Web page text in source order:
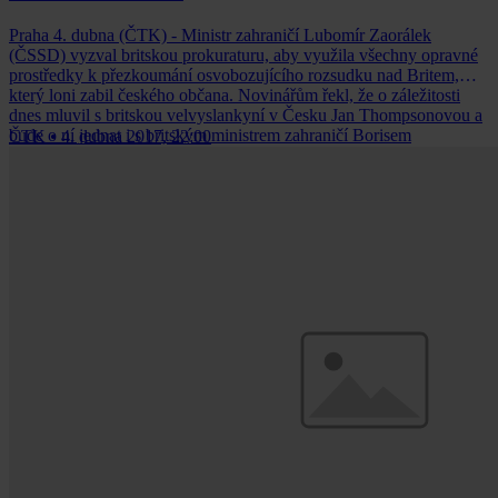
Praha 4. dubna (ČTK) - Ministr zahraničí Lubomír Zaorálek
(ČSSD) vyzval britskou prokuraturu, aby využila všechny opravné
prostředky k přezkoumání osvobozujícího rozsudku nad Britem,
který loni zabil českého občana. Novinářům řekl, že o záležitosti
dnes mluvil s britskou velvyslankyní v Česku Jan Thompsonovou a
bude o ní jednat i s britským ministrem zahraničí Borisem
ČTK • 4. dubna 2017, 22:00